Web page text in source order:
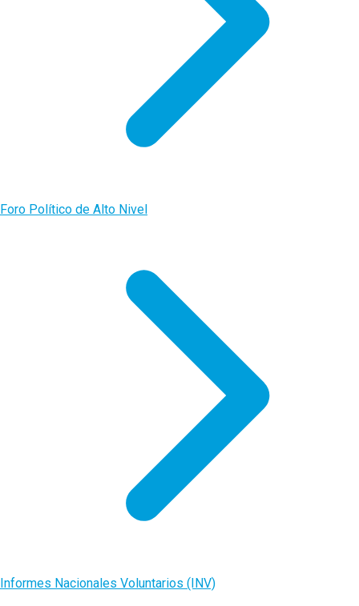
Foro Político de Alto Nivel
Informes Nacionales Voluntarios (INV)